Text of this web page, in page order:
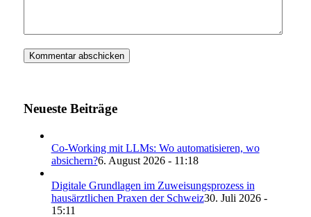
Neueste Beiträge
Co-Working mit LLMs: Wo automatisieren, wo
absichern?6. August 2026 - 11:18
Digitale Grundlagen im Zuweisungsprozess in
hausärztlichen Praxen der Schweiz30. Juli 2026 -
15:11